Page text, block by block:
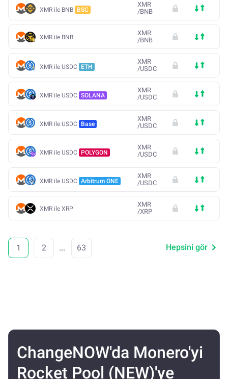
XMR ile BNB BSC
XMR
/BNB
XMR ile BNB
XMR
/BNB
XMR ile USDC ETH
XMR
/USDC
XMR ile USDC SOLANA
XMR
/USDC
XMR ile USDC Base
XMR
/USDC
XMR ile USDC POLYGON
XMR
/USDC
XMR ile USDC Arbitrum ONE
XMR
/USDC
XMR ile XRP
XMR
/XRP
1 2 ... 63 Hepsini gör
ChangeNOW'da Monero'yi
Rocket Pool (NEW)'ye